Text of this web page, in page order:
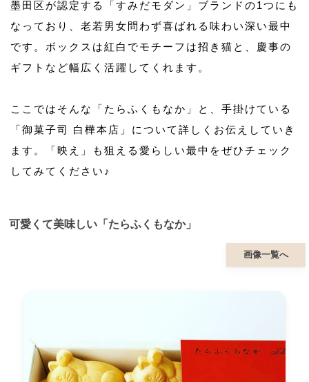
墨田区が認定する「すみだモダン」ブランドの1つにも
なっており、老若男女問わず喜ばれる味わい深い最中
です。ボックスは紅白でモチーフは招き猫と、慶事の
ギフトなど幅広く活躍してくれます。
ここではそんな「たらふくもなか」と、手掛けている
「御菓子司 白樺本店」について詳しくお伝えしていき
ます。「映え」も狙える愛らしい最中をぜひチェック
してみてください♪
可愛くて美味しい「たらふくもなか」
画像一覧へ